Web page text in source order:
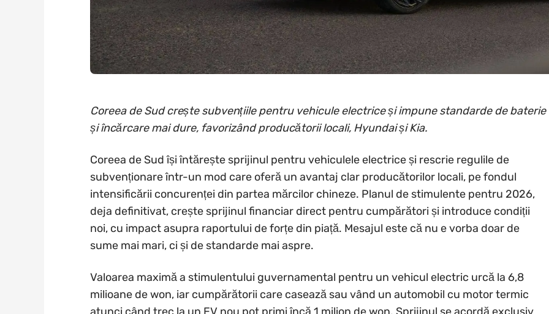
Coreea de Sud crește subvențiile pentru vehicule electrice și impune standarde de baterie
și încărcare mai dure, favorizând producătorii locali, Hyundai și Kia.
Coreea de Sud își întărește sprijinul pentru vehiculele electrice și rescrie regulile de
subvenționare într-un mod care oferă un avantaj clar producătorilor locali, pe fondul
intensificării concurenței din partea mărcilor chineze. Planul de stimulente pentru 2026,
deja definitivat, crește sprijinul financiar direct pentru cumpărători și introduce condiții
noi, cu impact asupra raportului de forțe din piață. Mesajul este că nu e vorba doar de
sume mai mari, ci și de standarde mai aspre.
Valoarea maximă a stimulentului guvernamental pentru un vehicul electric urcă la 6,8
milioane de won, iar cumpărătorii care casează sau vând un automobil cu motor termic